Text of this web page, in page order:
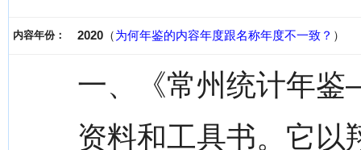
内容年份： 2020 （为何年鉴的内容年度跟名称年度不一致？ ）
一、《常州统计年
资料和工具书。它以